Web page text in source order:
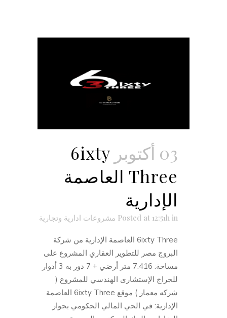
03 أكتوبر
6ixty
Three العاصمة
الإدارية
Posted at 12:51h in مشروعات ادارية وتجارية
6ixty Three العاصمة الإدارية من شركة
البروج مصر للتطوير العقاري المشروع على
مساحة: 7.416 متر أرضي + 7 دور به 3 أدوار
للجراج الإستشارى الهندسي للمشروع (
شركه معمار ) موقع 6ixty Three العاصمة
الإدارية: في الحي المالي الحكومي بجوار